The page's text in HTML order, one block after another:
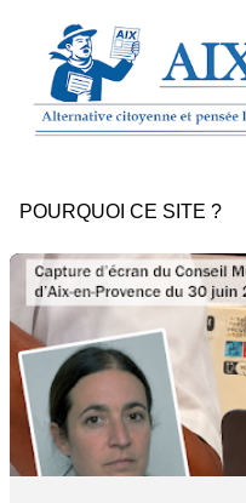
POURQUOI CE SITE ?
r
e